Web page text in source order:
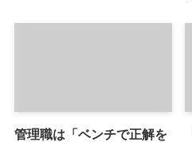
管理職は「ベンチで正解を